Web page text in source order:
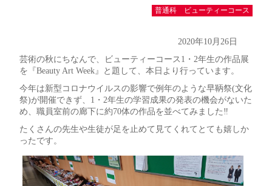
普通科 ビューティーコース
2020年10月26日
芸術の秋にちなんで、ビューティーコース1・2年生の作品展
を『Beauty Art Week』と題して、本日より行っています。
今年は新型コロナウイルスの影響で例年のような早鞆祭(文化
祭)が開催できず、1・2年生の学習成果の発表の機会がないた
め、職員室前の廊下に約70体の作品を並べてみました‼
たくさんの先生や生徒が足を止めて見てくれてとても嬉しか
ったです。